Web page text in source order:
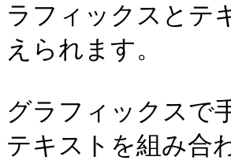
ラフィックスとテ
えられます。
グラフィックスで
テキストを組み合